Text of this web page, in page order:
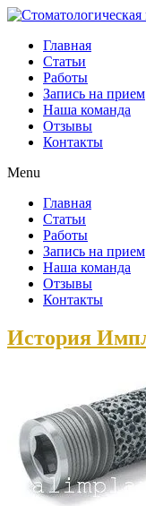
Главная
Статьи
Работы
Запись на прием
Наша команда
Отзывы
Контакты
Menu
Главная
Статьи
Работы
Запись на прием
Наша команда
Отзывы
Контакты
История